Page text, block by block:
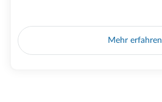
Mehr erfahren